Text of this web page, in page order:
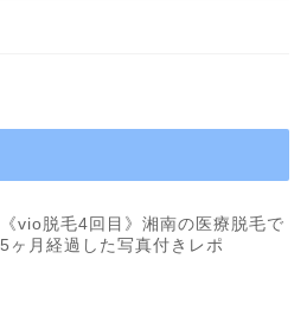
《vio脱毛4回目》湘南の医療脱毛で
5ヶ月経過した写真付きレポ